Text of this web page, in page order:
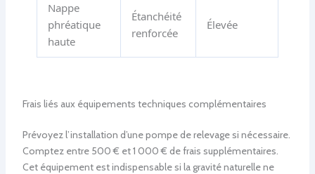
Nappe
phréatique
haute
Étanchéité
renforcée
Élevée
Frais liés aux équipements techniques complémentaires
Prévoyez l’installation d’une pompe de relevage si nécessaire.
Comptez entre 500 € et 1 000 € de frais supplémentaires.
Cet équipement est indispensable si la gravité naturelle ne